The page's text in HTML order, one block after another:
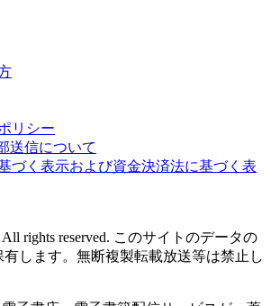
リシー
送信について
づく表示および資金決済法に基づく表
rights reserved. このサイトのデータの
します。無断複製転載放送等は禁止し